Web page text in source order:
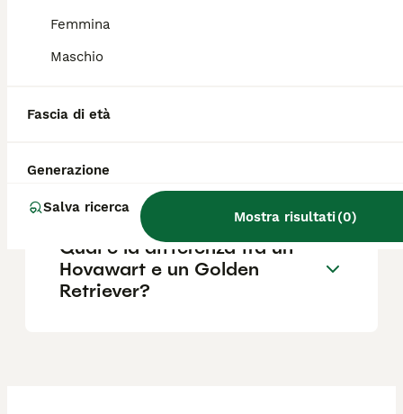
Femmina
Maschio
Fascia di età
Generazione
Salva ricerca
Mostra risultati(0)
allevamenti di Hovawart in
Hovawart?
Qual è la differenza tra un
Hovawart e un Golden
Retriever?